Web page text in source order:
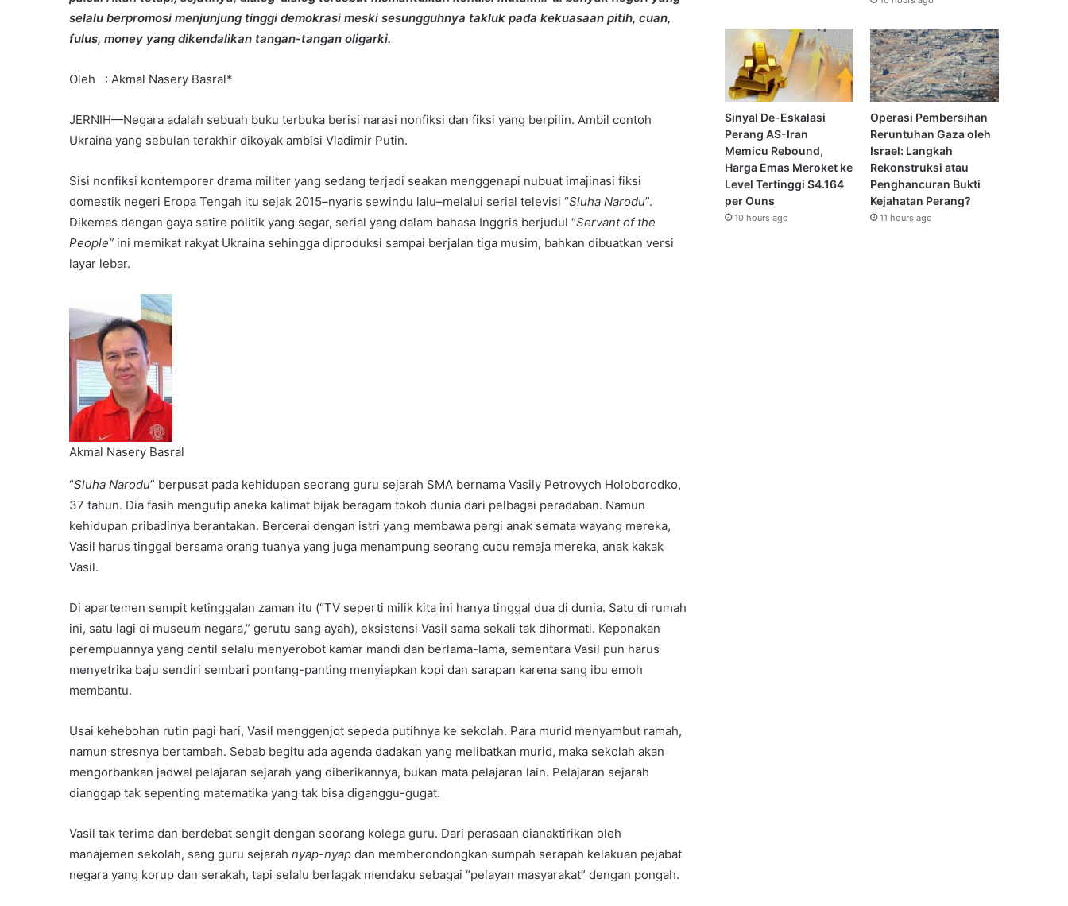
selalu berpromosi menjunjung tinggi demokrasi meski sesungguhnya takluk pada kekuasaan pitih, cuan,
fulus, money yang dikendalikan tangan-tangan oligarki.
Oleh : Akmal Nasery Basral*
JERNIH—Negara adalah sebuah buku terbuka berisi narasi nonfiksi dan fiksi yang berpilin. Ambil contoh
Ukraina yang sebulan terakhir dikoyak ambisi Vladimir Putin.
Sisi nonfiksi kontemporer drama militer yang sedang terjadi seakan menggenapi nubuat imajinasi fiksi
domestik negeri Eropa Tengah itu sejak 2015–nyaris sewindu lalu–melalui serial televisi “Sluha Narodu”.
Dikemas dengan gaya satire politik yang segar, serial yang dalam bahasa Inggris berjudul “Servant of the
People” ini memikat rakyat Ukraina sehingga diproduksi sampai berjalan tiga musim, bahkan dibuatkan versi
layar lebar.
Akmal Nasery Basral
“Sluha Narodu” berpusat pada kehidupan seorang guru sejarah SMA bernama Vasily Petrovych Holoborodko,
37 tahun. Dia fasih mengutip aneka kalimat bijak beragam tokoh dunia dari pelbagai peradaban. Namun
kehidupan pribadinya berantakan. Bercerai dengan istri yang membawa pergi anak semata wayang mereka,
Vasil harus tinggal bersama orang tuanya yang juga menampung seorang cucu remaja mereka, anak kakak
Vasil.
Di apartemen sempit ketinggalan zaman itu (“TV seperti milik kita ini hanya tinggal dua di dunia. Satu di rumah
ini, satu lagi di museum negara,” gerutu sang ayah), eksistensi Vasil sama sekali tak dihormati. Keponakan
perempuannya yang centil selalu menyerobot kamar mandi dan berlama-lama, sementara Vasil pun harus
menyetrika baju sendiri sembari pontang-panting menyiapkan kopi dan sarapan karena sang ibu emoh
membantu.
Usai kehebohan rutin pagi hari, Vasil menggenjot sepeda putihnya ke sekolah. Para murid menyambut ramah,
namun stresnya bertambah. Sebab begitu ada agenda dadakan yang melibatkan murid, maka sekolah akan
mengorbankan jadwal pelajaran sejarah yang diberikannya, bukan mata pelajaran lain. Pelajaran sejarah
dianggap tak sepenting matematika yang tak bisa diganggu-gugat.
Vasil tak terima dan berdebat sengit dengan seorang kolega guru. Dari perasaan dianaktirikan oleh
manajemen sekolah, sang guru sejarah nyap-nyap dan memberondongkan sumpah serapah kelakuan pejabat
negara yang korup dan serakah, tapi selalu berlagak mendaku sebagai “pelayan masyarakat” dengan pongah.
Sinyal De-Eskalasi
Perang AS-Iran
Memicu Rebound,
Harga Emas Meroket ke
Level Tertinggi $4.164
per Ouns
10 hours ago
Operasi Pembersihan
Reruntuhan Gaza oleh
Israel: Langkah
Rekonstruksi atau
Penghancuran Bukti
Kejahatan Perang?
11 hours ago